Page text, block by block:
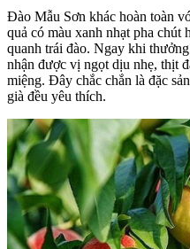
Đào Mẫu Sơn khác hoàn toàn
quả có màu xanh nhạt pha chút
quanh trái đào. Ngay khi
nhận được vị ngọt dịu nhẹ, thịt
miệng. Đây chắc chắn là đặc
già đều yêu thích.